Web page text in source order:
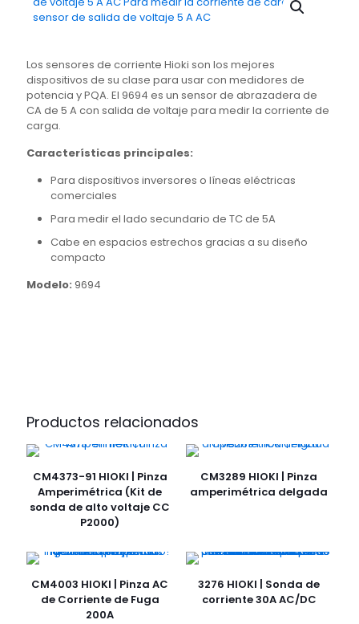
Los sensores de corriente Hioki son los mejores
dispositivos de su clase para usar con medidores de
potencia y PQA. El 9694 es un sensor de abrazadera de
CA de 5 A con salida de voltaje para medir la corriente de
carga.
Características principales:
Para dispositivos inversores o líneas eléctricas
comerciales
Para medir el lado secundario de TC de 5A
Cabe en espacios estrechos gracias a su diseño
compacto
Modelo: 9694
Productos relacionados
CM4373-91 HIOKI | Pinza
Amperimétrica (Kit de
sonda de alto voltaje CC
P2000)
CM3289 HIOKI | Pinza
amperimétrica delgada
CM4003 HIOKI | Pinza AC
de Corriente de Fuga
200A
3276 HIOKI | Sonda de
corriente 30A AC/DC